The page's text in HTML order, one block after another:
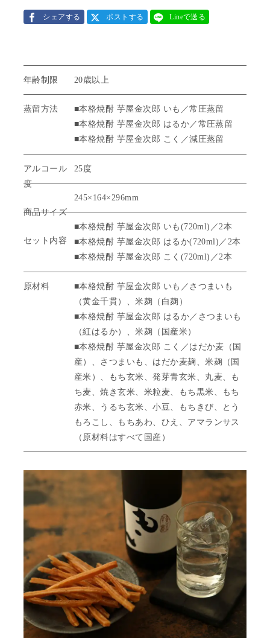
シェアする ポストする Lineで送る
年齢制限 20歳以上
蒸留方法
■本格焼酎 芋屋金次郎 いも／常圧蒸留
■本格焼酎 芋屋金次郎 はるか／常圧蒸留
■本格焼酎 芋屋金次郎 こく／減圧蒸留
アルコール
度
25度
商品サイズ
245×164×296mm
セット内容
■本格焼酎 芋屋金次郎 いも(720ml)／2本
■本格焼酎 芋屋金次郎 はるか(720ml)／2本
■本格焼酎 芋屋金次郎 こく(720ml)／2本
原材料
■本格焼酎 芋屋金次郎 いも／さつまいも
（黄金千貫）、米麹（白麹）
■本格焼酎 芋屋金次郎 はるか／さつまいも
（紅はるか）、米麹（国産米）
■本格焼酎 芋屋金次郎 こく／はだか麦（国
産）、さつまいも、はだか麦麹、米麹（国
産米）、もち玄米、発芽青玄米、丸麦、も
ち麦、焼き玄米、米粒麦、もち黒米、もち
赤米、うるち玄米、小豆、もちきび、とう
もろこし、もちあわ、ひえ、アマランサス
（原材料はすべて国産）